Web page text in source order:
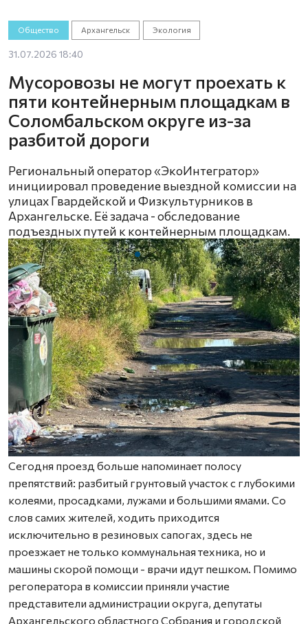
Общество Архангельск Экология
31.07.2026 18:40
Мусоровозы не могут проехать к
пяти контейнерным площадкам в
Соломбальском округе из-за
разбитой дороги
Региональный оператор «ЭкоИнтегратор»
инициировал проведение выездной комиссии на
улицах Гвардейской и Физкультурников в
Архангельске. Её задача - обследование
подъездных путей к контейнерным площадкам.
Сегодня проезд больше напоминает полосу
препятствий: разбитый грунтовый участок с глубокими
колеями, просадками, лужами и большими ямами. Со
слов самих жителей, ходить приходится
исключительно в резиновых сапогах, здесь не
проезжает не только коммунальная техника, но и
машины скорой помощи - врачи идут пешком. Помимо
регоператора в комиссии приняли участие
представители администрации округа, депутаты
Архангельского областного Собрания и городской